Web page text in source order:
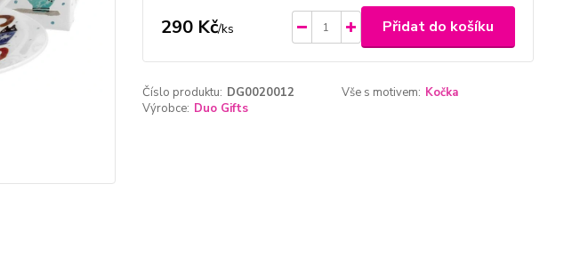
290 Kč/ks Přidat do košíku
Číslo produktu: DG0020012 Vše s motivem: Kočka
Výrobce: Duo Gifts